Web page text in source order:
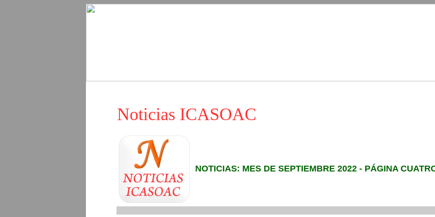
Noticias ICASOAC
NOTICIAS: MES DE SEPTIEMBRE 2022 - PÁGINA